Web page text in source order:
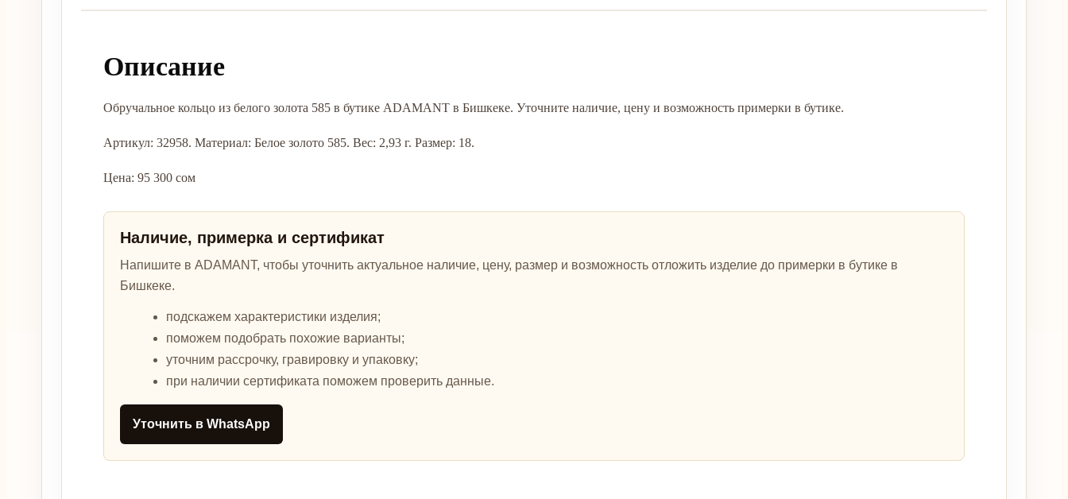
Описание
Обручальное кольцо из белого золота 585 в бутике ADAMANT в Бишкеке. Уточните наличие, цену и возможность примерки в бутике.
Артикул: 32958. Материал: Белое золото 585. Вес: 2,93 г. Размер: 18.
Цена: 95 300 сом
Наличие, примерка и сертификат
Напишите в ADAMANT, чтобы уточнить актуальное наличие, цену, размер и возможность отложить изделие до примерки в бутике в
Бишкеке.
подскажем характеристики изделия;
поможем подобрать похожие варианты;
уточним рассрочку, гравировку и упаковку;
при наличии сертификата поможем проверить данные.
Уточнить в WhatsApp